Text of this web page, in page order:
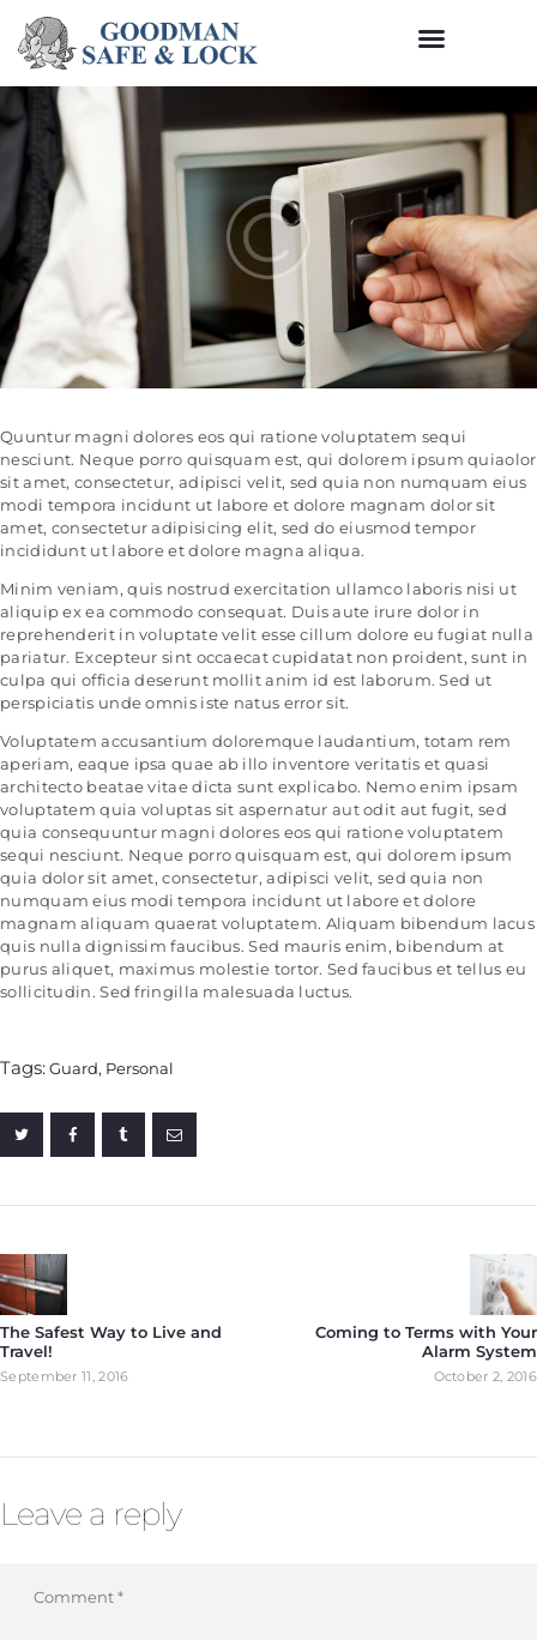
Quuntur magni dolores eos qui ratione voluptatem sequi
nesciunt. Neque porro quisquam est, qui dolorem ipsum quiaolor
sit amet, consectetur, adipisci velit, sed quia non numquam eius
modi tempora incidunt ut labore et dolore magnam dolor sit
amet, consectetur adipisicing elit, sed do eiusmod tempor
incididunt ut labore et dolore magna aliqua.
Minim veniam, quis nostrud exercitation ullamco laboris nisi ut
aliquip ex ea commodo consequat. Duis aute irure dolor in
reprehenderit in voluptate velit esse cillum dolore eu fugiat nulla
pariatur. Excepteur sint occaecat cupidatat non proident, sunt in
culpa qui officia deserunt mollit anim id est laborum. Sed ut
perspiciatis unde omnis iste natus error sit.
Voluptatem accusantium doloremque laudantium, totam rem
aperiam, eaque ipsa quae ab illo inventore veritatis et quasi
architecto beatae vitae dicta sunt explicabo. Nemo enim ipsam
voluptatem quia voluptas sit aspernatur aut odit aut fugit, sed
quia consequuntur magni dolores eos qui ratione voluptatem
sequi nesciunt. Neque porro quisquam est, qui dolorem ipsum
quia dolor sit amet, consectetur, adipisci velit, sed quia non
numquam eius modi tempora incidunt ut labore et dolore
magnam aliquam quaerat voluptatem. Aliquam bibendum lacus
quis nulla dignissim faucibus. Sed mauris enim, bibendum at
purus aliquet, maximus molestie tortor. Sed faucibus et tellus eu
sollicitudin. Sed fringilla malesuada luctus.
Tags:Guard, Personal
The Safest Way to Live and
Travel!
September 11, 2016
Coming to Terms with Your
Alarm System
October 2, 2016
Leave a reply